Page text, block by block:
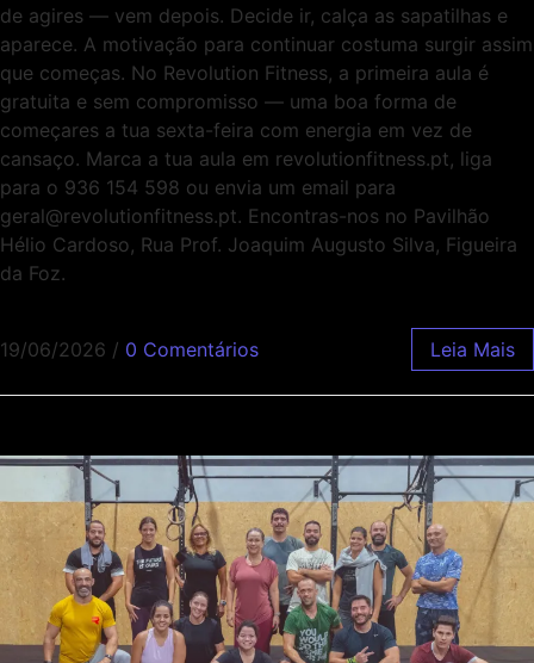
de agires — vem depois. Decide ir, calça as sapatilhas e
aparece. A motivação para continuar costuma surgir assim
que começas. No Revolution Fitness, a primeira aula é
gratuita e sem compromisso — uma boa forma de
começares a tua sexta-feira com energia em vez de
cansaço. Marca a tua aula em revolutionfitness.pt, liga
para o 936 154 598 ou envia um email para
geral@revolutionfitness.pt. Encontras-nos no Pavilhão
Hélio Cardoso, Rua Prof. Joaquim Augusto Silva, Figueira
da Foz.
19/06/2026 / 0 Comentários Leia Mais